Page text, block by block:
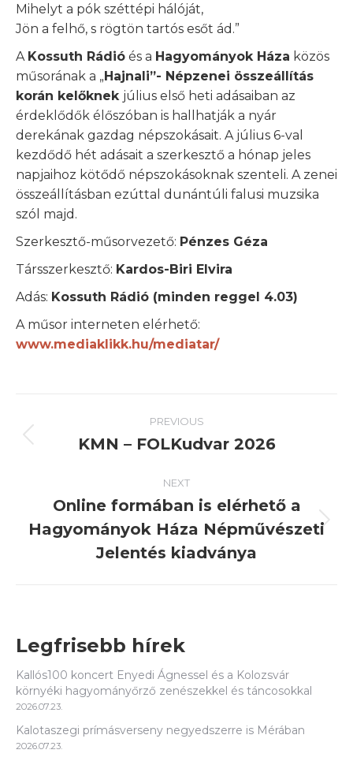
Mihelyt a pók széttépi hálóját,
Jön a felhő, s rögtön tartós esőt ád.”
A Kossuth Rádió és a Hagyományok Háza közös
műsorának a „Hajnali”- Népzenei összeállítás
korán kelőknek július első heti adásaiban az
érdeklődők élőszóban is hallhatják a nyár
derekának gazdag népszokásait. A július 6-val
kezdődő hét adásait a szerkesztő a hónap jeles
napjaihoz kötődő népszokásoknak szenteli. A zenei
összeállításban ezúttal dunántúli falusi muzsika
szól majd.
Szerkesztő-műsorvezető: Pénzes Géza
Társszerkesztő: Kardos-Biri Elvira
Adás: Kossuth Rádió (minden reggel 4.03)
A műsor interneten elérhető:
www.mediaklikk.hu/mediatar/
navigation
PREVIOUS
Previous
KMN – FOLKudvar 2026
NEXT
Next
post:
Online formában is elérhető a
Hagyományok Háza Népművészeti
Jelentés kiadványa
Legfrisebb hírek
Kallós100 koncert Enyedi Ágnessel és a Kolozsvár
környéki hagyományőrző zenészekkel és táncosokkal
2026.07.23.
Kalotaszegi prímásverseny negyedszerre is Mérában
2026.07.23.